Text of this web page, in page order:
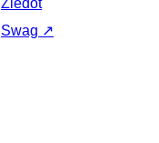
Ziedot
Swag ↗